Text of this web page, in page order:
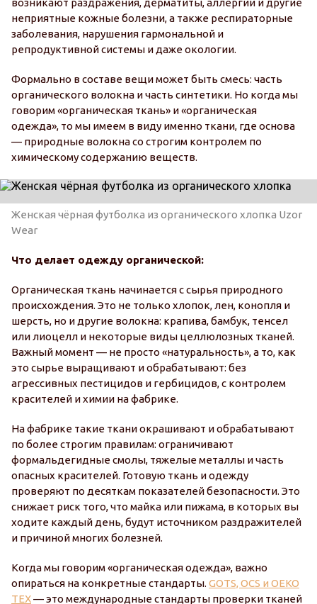
возникают раздражения, дерматиты, аллергии и другие
неприятные кожные болезни, а также респираторные
заболевания, нарушения гармональной и
репродуктивной системы и даже окологии.
Формально в составе вещи может быть смесь: часть
органического волокна и часть синтетики. Но когда мы
говорим «органическая ткань» и «органическая
одежда», то мы имеем в виду именно ткани, где основа
— природные волокна со строгим контролем по
химическому содержанию веществ.
Женская чёрная футболка из органического хлопка Uzor
Wear
Что делает одежду органической:
Органическая ткань начинается с сырья природного
происхождения. Это не только хлопок, лен, конопля и
шерсть, но и другие волокна: крапива, бамбук, тенсел
или лиоцелл и некоторые виды целлюлозных тканей.
Важный момент — не просто «натуральность», а то, как
это сырье выращивают и обрабатывают: без
агрессивных пестицидов и гербицидов, с контролем
красителей и химии на фабрике.
На фабрике такие ткани окрашивают и обрабатывают
по более строгим правилам: ограничивают
формальдегидные смолы, тяжелые металлы и часть
опасных красителей. Готовую ткань и одежду
проверяют по десяткам показателей безопасности. Это
снижает риск того, что майка или пижама, в которых вы
ходите каждый день, будут источником раздражителей
и причиной многих болезней.
Когда мы говорим «органическая одежда», важно
опираться на конкретные стандарты. GOTS, OCS и OEKO
TEX— это международные стандарты проверки тканей